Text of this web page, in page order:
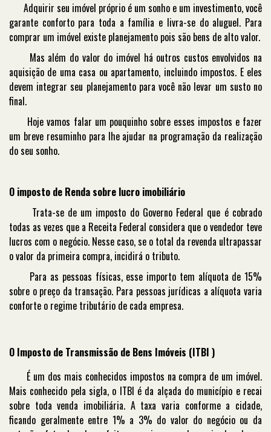
Adquirir seu imóvel próprio é um sonho e um investimento, você
garante conforto para toda a família e livra-se do aluguel. Para
comprar um imóvel existe planejamento pois são bens de alto valor.
Mas além do valor do imóvel há outros custos envolvidos na
aquisição de uma casa ou apartamento, incluindo impostos. E eles
devem integrar seu planejamento para você não levar um susto no
final.
Hoje vamos falar um pouquinho sobre esses impostos e fazer
um breve resuminho para lhe ajudar na programação da realização
do seu sonho.
O imposto de Renda sobre lucro imobiliário
Trata-se de um imposto do Governo Federal que é cobrado
todas as vezes que a Receita Federal considera que o vendedor teve
lucros com o negócio. Nesse caso, se o total da revenda ultrapassar
o valor da primeira compra, incidirá o tributo.
Para as pessoas físicas, esse importo tem alíquota de 15%
sobre o preço da transação. Para pessoas jurídicas a alíquota varia
conforte o regime tributário de cada empresa.
O Imposto de Transmissão de Bens Imóveis (ITBI )
É um dos mais conhecidos impostos na compra de um imóvel.
Mais conhecido pela sigla, o ITBI é da alçada do município e recai
sobre toda venda imobiliária. A taxa varia conforme a cidade,
ficando geralmente entre 1% a 3% do valor do negócio ou da